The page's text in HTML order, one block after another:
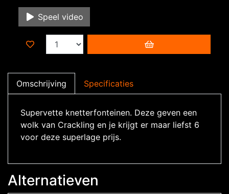
Speel video
Omschrijving Specificaties
Supervette knetterfonteinen. Deze geven een
wolk van Crackling en je krijgt er maar liefst 6
voor deze superlage prijs.
Alternatieven